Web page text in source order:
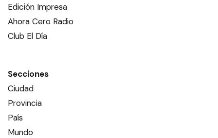
Edición Impresa
Ahora Cero Radio
Club El Día
Secciones
Ciudad
Provincia
País
Mundo